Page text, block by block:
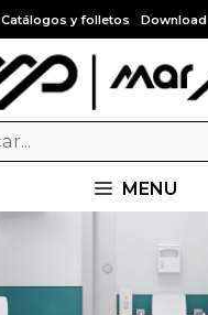
Catálogos y folletos Download
MENU